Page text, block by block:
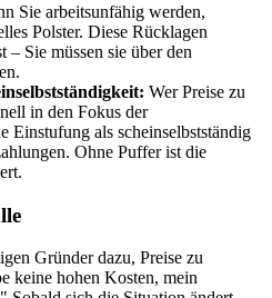
Sie arbeitsunfähig werden,
Polster. Diese Rücklagen
– Sie müssen sie über den
Wer Preise zu
in den Fokus der
Einstufung als scheinselbstständig
Ohne Puffer ist die
Gründer dazu, Preise zu
keine hohen Kosten, mein